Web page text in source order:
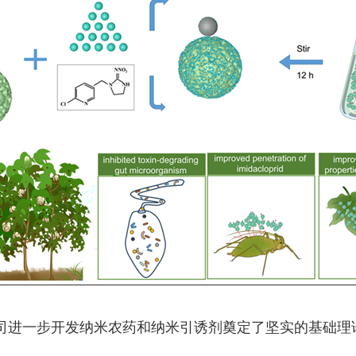
为我司进一步开发纳米农药和纳米引诱剂奠定了坚实的基础